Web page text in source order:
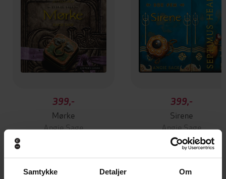
Samtykke Detaljer Om
399,-
Mørke
Angie Sage
399,-
Sirene
Angie Sage
LYDBOK